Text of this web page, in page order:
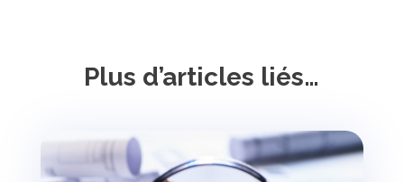
Plus d’articles liés…